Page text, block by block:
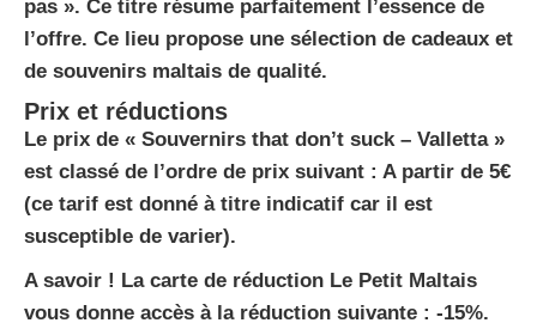
pas ». Ce titre résume parfaitement l’essence de
l’offre. Ce lieu propose une sélection de cadeaux et
de souvenirs maltais de qualité.
Prix et réductions
Le prix de « Souvernirs that don’t suck – Valletta »
est classé de l’ordre de prix suivant : A partir de 5€
(ce tarif est donné à titre indicatif car il est
susceptible de varier).
A savoir ! La carte de réduction Le Petit Maltais
vous donne accès à la réduction suivante : -15%.